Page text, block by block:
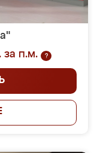
за п.м.
?